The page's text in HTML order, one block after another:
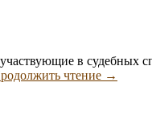
в судебных
чтение →